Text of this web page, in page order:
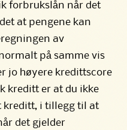
forbrukslån når det
at pengene kan
av
på samme vis
jo høyere kredittscore
kreditt er at du ikke
kreditt, i tillegg til at
det gjelder